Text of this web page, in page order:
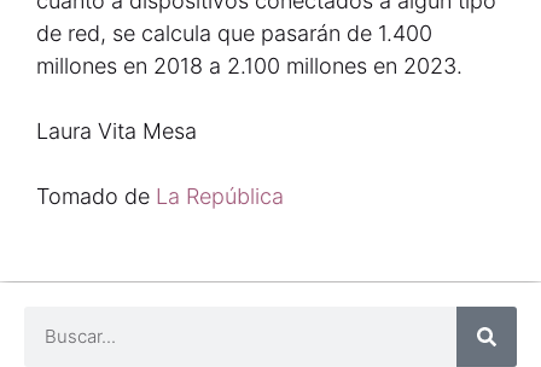
de red, se calcula que pasarán de 1.400
millones en 2018 a 2.100 millones en 2023.
Laura Vita Mesa
Tomado de La República